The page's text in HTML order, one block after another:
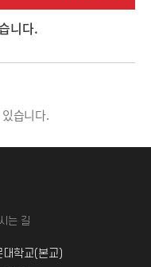
니다.
습니다.
는 길
학교(본교)